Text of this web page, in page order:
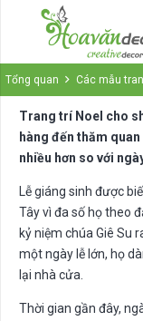
Tổng quan Các mẫu
Trang trí Noel cho
hàng đến thăm
nhiều hơn so với
Lễ giáng sinh được
Tây vì đa số họ theo
kỷ niệm chúa Giê Su
một ngày lễ lớn, họ
lại nhà cửa.
Thời gian gần đây,